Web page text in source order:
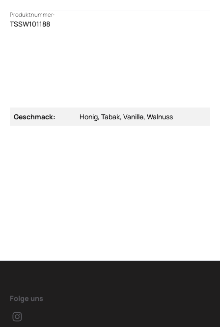
Produktnummer:
TSSW101188
Geschmack: Honig, Tabak, Vanille, Walnuss
Folge uns